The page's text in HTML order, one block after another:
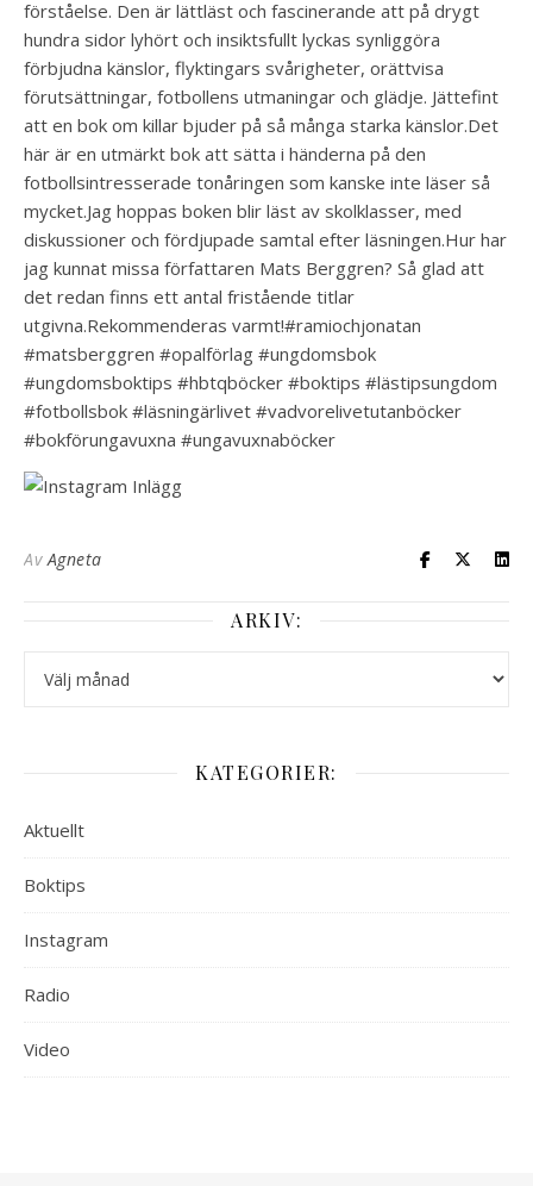
förståelse. Den är lättläst och fascinerande att på drygt
hundra sidor lyhört och insiktsfullt lyckas synliggöra
förbjudna känslor, flyktingars svårigheter, orättvisa
förutsättningar, fotbollens utmaningar och glädje. Jättefint
att en bok om killar bjuder på så många starka känslor.️Det
här är en utmärkt bok att sätta i händerna på den
fotbollsintresserade tonåringen som kanske inte läser så
mycket.Jag hoppas boken blir läst av skolklasser, med
diskussioner och fördjupade samtal efter läsningen.️Hur har
jag kunnat missa författaren Mats Berggren? Så glad att
det redan finns ett antal fristående titlar
utgivna.Rekommenderas varmt!️️️️#ramiochjonatan
#matsberggren #opalförlag #ungdomsbok
#ungdomsboktips #hbtqböcker #boktips #lästipsungdom
#fotbollsbok #läsningärlivet #vadvorelivetutanböcker
#bokförungavuxna #ungavuxnaböcker
AvAgneta
ARKIV:
KATEGORIER:
Aktuellt
Boktips
Instagram
Radio
Video